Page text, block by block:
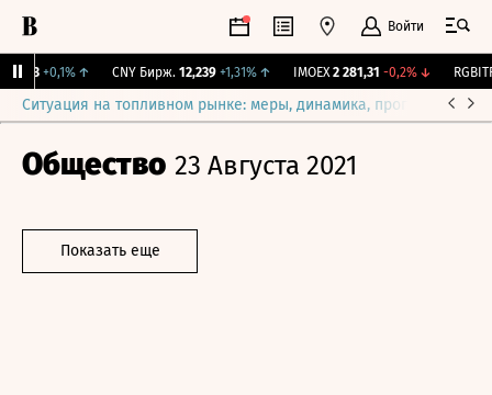
Войти
+0,1% ↑ CNY Бирж. 12,239 +1,31% ↑ IMOEX 2 281,31 -0,2%↓ RGBITR
Ситуация на топливном рынке: меры, динамика, прогнозы
Общество 23 Августа 2021
Показать еще